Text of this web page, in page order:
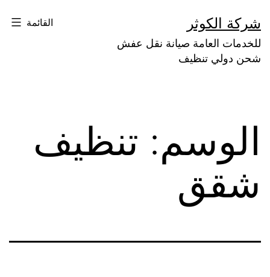
إلى
المحتوى
شركة الكوثر
للخدمات العامة صيانة نقل عفش
شحن دولي تنظيف
القائمة
الوسم: تنظيف
شقق